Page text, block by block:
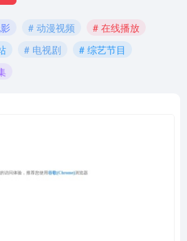
# 动漫视频
# 在线播放
# 电视剧
# 综艺节目